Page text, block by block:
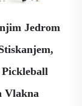
Jedrom
Vlakna